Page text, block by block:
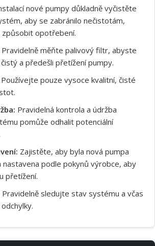
nové pumpy důkladně vyčistěte
aby se zabránilo nečistotám,
opotřebení.
Pravidelně měňte palivový filtr, abyste
a předešli přetížení pumpy.
Používejte pouze vysoce kvalitní, čisté
Pravidelná kontrola a údržba
pomůže odhalit potenciální
Zajistěte, aby byla nová pumpa
nastavena podle pokynů výrobce, aby
přetížení.
Pravidelně sledujte stav systému a včas